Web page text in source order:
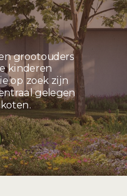
grootouders
kinderen
op zoek zijn
gelegen